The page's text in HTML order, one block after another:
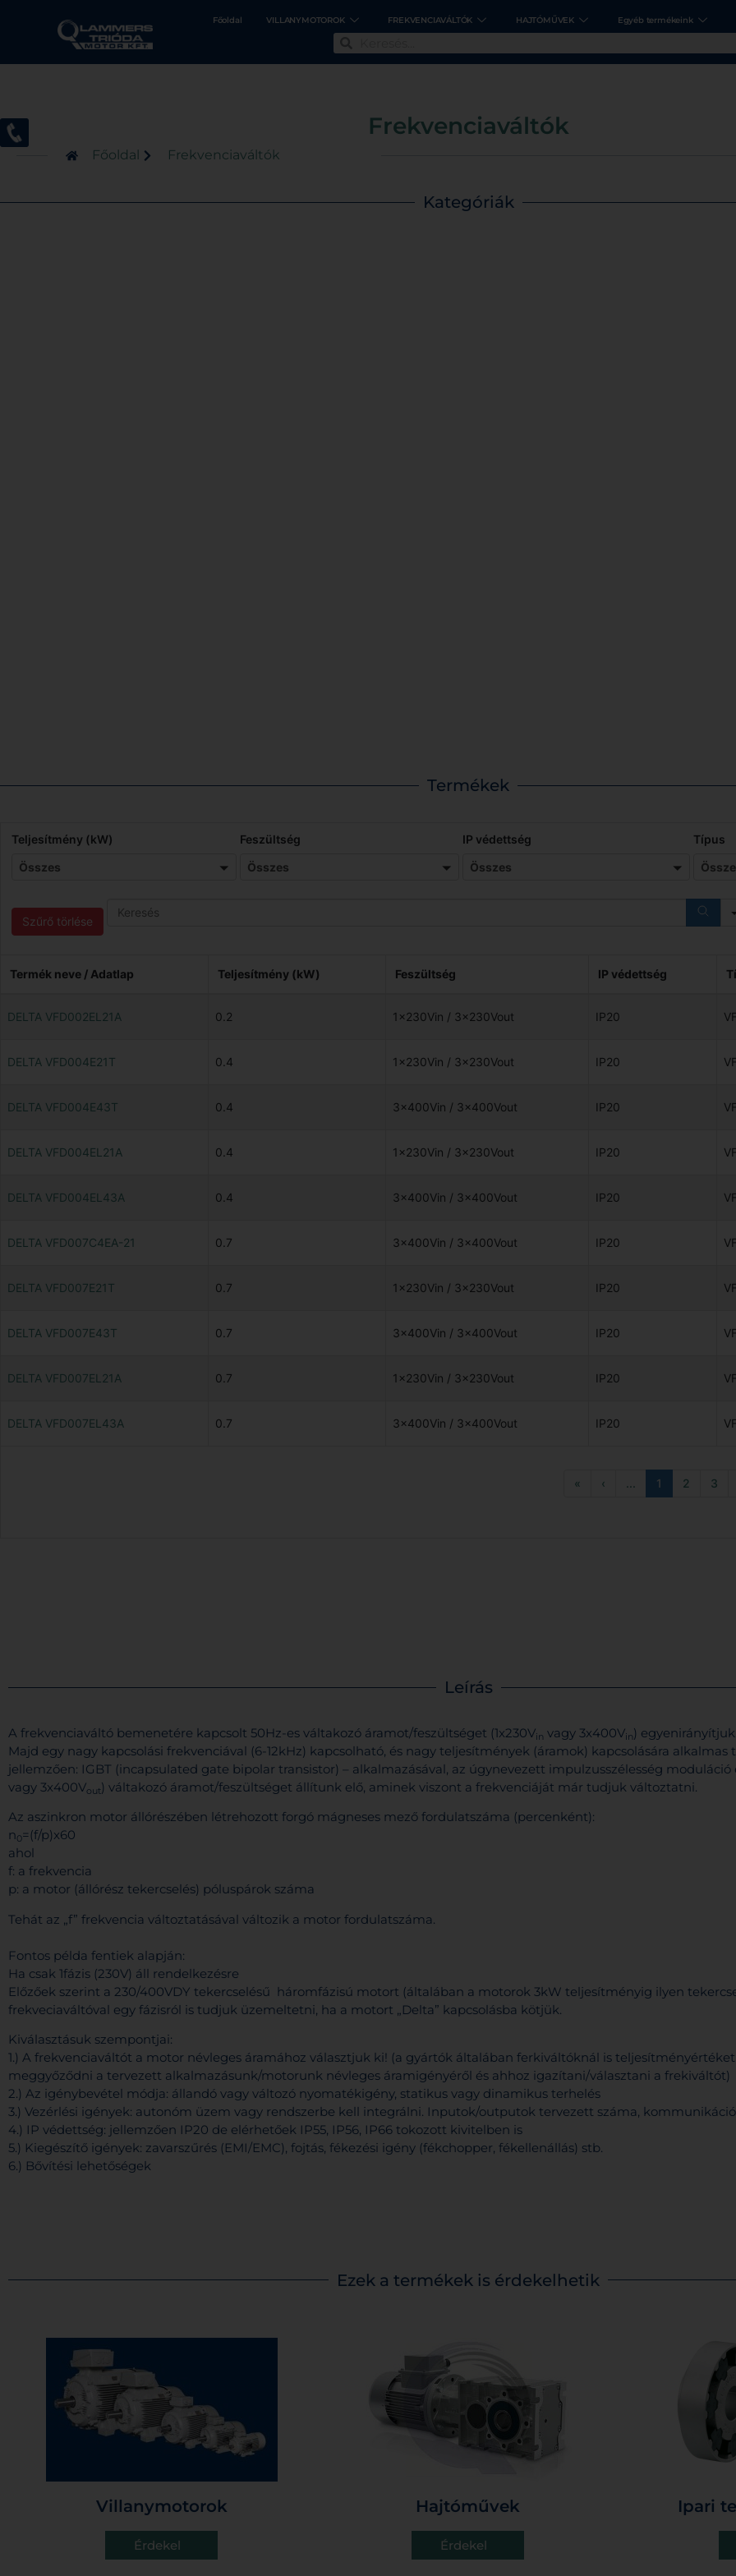
Főoldal VILLANYMOTOROK FREKVENCIAVÁLTÓK HAJTÓMŰVEK Egyéb termékeink
Frekvenciaváltók
Főoldal Frekvenciaváltók
Kategóriák
Termékek
Teljesítmény (kW)
Összes
Feszültség
Összes
IP védettség
Összes
Típus
Szűrő törlése
Termék neve / Adatlap Teljesítmény (kW) Feszültség IP védettség
DELTA VFD002EL21A 0.2 1x230Vin / 3x230Vout IP20
DELTA VFD004E21T 0.4 1x230Vin / 3x230Vout IP20
DELTA VFD004E43T 0.4 3x400Vin / 3x400Vout IP20
DELTA VFD004EL21A 0.4 1x230Vin / 3x230Vout IP20
DELTA VFD004EL43A 0.4 3x400Vin / 3x400Vout IP20
DELTA VFD007C4EA-21 0.7 3x400Vin / 3x400Vout IP20
DELTA VFD007E21T 0.7 1x230Vin / 3x230Vout IP20
DELTA VFD007E43T 0.7 3x400Vin / 3x400Vout IP20
DELTA VFD007EL21A 0.7 1x230Vin / 3x230Vout IP20
DELTA VFD007EL43A 0.7 3x400Vin / 3x400Vout IP20
« ‹ ... 1 2 3
Leírás
A frekvenciaváltó bemenetére kapcsolt 50Hz-es váltakozó áramot/feszültséget (1x230Vin vagy 3x400Vin)
Majd egy nagy kapcsolási frekvenciával (6-12kHz) kapcsolható, és nagy teljesítmények (áramok) kapcsolására alkalmas
jellemzően: IGBT (incapsulated gate bipolar transistor) – alkalmazásával, az úgynevezett impulzusszélesség moduláció
vagy 3x400Vout) váltakozó áramot/feszültséget állítunk elő, aminek viszont a frekvenciáját már tudjuk változtatni.
Az aszinkron motor állórészében létrehozott forgó mágneses mező fordulatszáma (percenként):
n0=(f/p)x60
ahol
f: a frekvencia
p: a motor (állórész tekercselés) póluspárok száma
Tehát az „f” frekvencia változtatásával változik a motor fordulatszáma.
Fontos példa fentiek alapján:
Ha csak 1fázis (230V) áll rendelkezésre
Előzőek szerint a 230/400VDY tekercselésű háromfázisú motort (általában a motorok 3kW teljesítményig ilyen
frekveciaváltóval egy fázisról is tudjuk üzemeltetni, ha a motort „Delta” kapcsolásba kötjük.
Kiválasztásuk szempontjai:
1.) A frekvenciaváltót a motor névleges áramához választjuk ki! (a gyártók általában ferkiváltóknál is teljesítményértéket
meggyőződni a tervezett alkalmazásunk/motorunk névleges áramigényéről és ahhoz igazítani/választani a frekiváltót)
2.) Az igénybevétel módja: állandó vagy változó nyomatékigény, statikus vagy dinamikus terhelés
3.) Vezérlési igények: autonóm üzem vagy rendszerbe kell integrálni. Inputok/outputok tervezett száma, kommunikációs
4.) IP védettség: jellemzően IP20 de elérhetőek IP55, IP56, IP66 tokozott kivitelben is
5.) Kiegészítő igények: zavarszűrés (EMI/EMC), fojtás, fékezési igény (fékchopper, fékellenállás) stb.
6.) Bővítési lehetőségek
Ezek a termékek is érdekelhetik
Villanymotorok
Érdekel
Hajtóművek
Érdekel
Ipari